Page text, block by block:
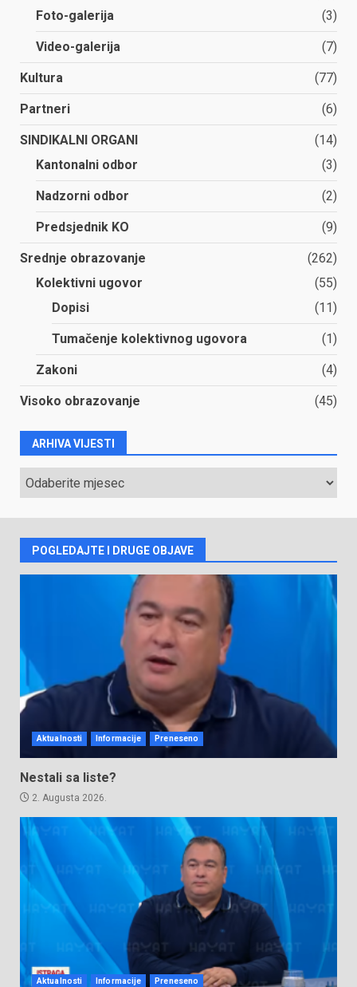
Foto-galerija
(3)
Video-galerija (7)
Kultura (77)
Partneri (6)
SINDIKALNI ORGANI
(14)
Kantonalni odbor
(3)
Nadzorni odbor (2)
Predsjednik KO (9)
Srednje obrazovanje
(262)
Kolektivni ugovor
(55)
Dopisi
(11)
Tumačenje kolektivnog ugovora (1)
Zakoni (4)
Visoko obrazovanje (45)
ARHIVA VIJESTI
ARHIVA
VIJESTI
POGLEDAJTE I DRUGE OBJAVE
Aktualnosti Informacije Preneseno
Nestali sa liste?
2. Augusta 2026.
Aktualnosti Informacije Preneseno